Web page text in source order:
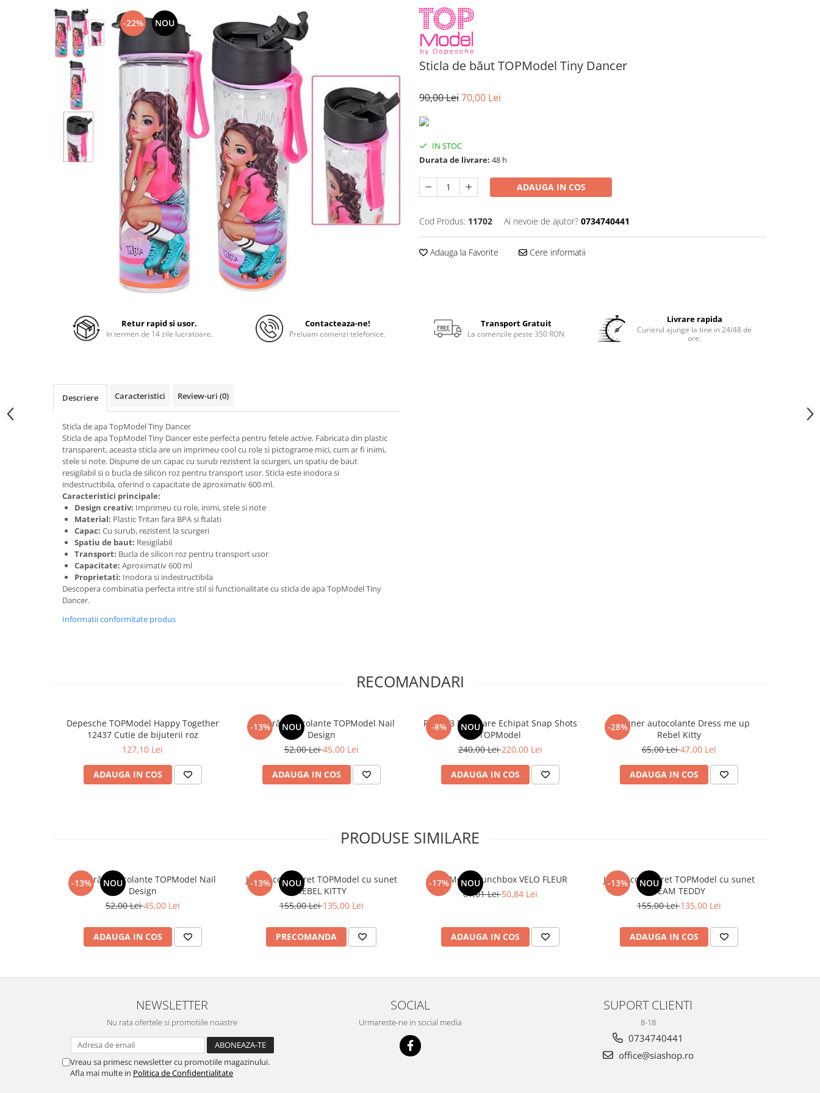
Sticla de băut TOPModel Tiny Dancer
-22% NOU
90,00 Lei70,00 Lei
IN STOC
Durata de livrare: 48 h
ADAUGA IN COS
Cod Produs: 11702 Ai nevoie de ajutor? 0734740441
Adauga la Favorite Cere informatii
Retur rapid si usor.
In termen de 14 zile lucratoare.
Contacteaza-ne!
Preluam comenzi telefonice.
Transport Gratuit
La comenzile peste 350 RON
Livrare rapida
Curierul ajunge la tine in 24/48 de
ore.
Descriere Caracteristici Review-uri (0)
Sticla de apa TopModel Tiny Dancer
Sticla de apa TopModel Tiny Dancer este perfecta pentru fetele active. Fabricata din plastic
transparent, aceasta sticla are un imprimeu cool cu role si pictograme mici, cum ar fi inimi,
stele si note. Dispune de un capac cu surub rezistent la scurgeri, un spatiu de baut
resigilabil si o bucla de silicon roz pentru transport usor. Sticla este inodora si
indestructibila, oferind o capacitate de aproximativ 600 ml.
Caracteristici principale:
Design creativ: Imprimeu cu role, inimi, stele si note
Material: Plastic Tritan fara BPA si ftalati
Capac: Cu surub, rezistent la scurgeri
Spatiu de baut: Resigilabil
Transport: Bucla de silicon roz pentru transport usor
Capacitate: Aproximativ 600 ml
Proprietati: Inodora si indestructibila
Descopera combinatia perfecta intre stil si functionalitate cu sticla de apa TopModel Tiny
Dancer.
Informatii conformitate produs
RECOMANDARI
Depesche TOPModel Happy Together
12437 Cutie de bijuterii roz
127,10 Lei
ADAUGA IN COS
-13% NOU
Broșură autocolante TOPModel Nail
Design
52,00 Lei45,00 Lei
ADAUGA IN COS
-8% NOU
Penar 3 Fermoare Echipat Snap Shots
TOPModel
240,00 Lei220,00 Lei
ADAUGA IN COS
-28%
Designer autocolante Dress me up
Rebel Kitty
65,00 Lei47,00 Lei
ADAUGA IN COS
PRODUSE SIMILARE
-13% NOU
Broșură autocolante TOPModel Nail
Design
52,00 Lei45,00 Lei
ADAUGA IN COS
-13% NOU
Jurnal cod secret TOPModel cu sunet
REBEL KITTY
155,00 Lei135,00 Lei
PRECOMANDA
-17% NOU
TOPModel Lunchbox VELO FLEUR
61,01 Lei50,84 Lei
ADAUGA IN COS
-13% NOU
Jurnal cod secret TOPModel cu sunet
TEAM TEDDY
155,00 Lei135,00 Lei
ADAUGA IN COS
NEWSLETTER
Nu rata ofertele si promotiile noastre
Vreau sa primesc newsletter cu promotiile magazinului.
Afla mai multe in Politica de Confidentialitate
SOCIAL
Urmareste-ne in social media
SUPORT CLIENTI
8-18
0734740441
office@siashop.ro